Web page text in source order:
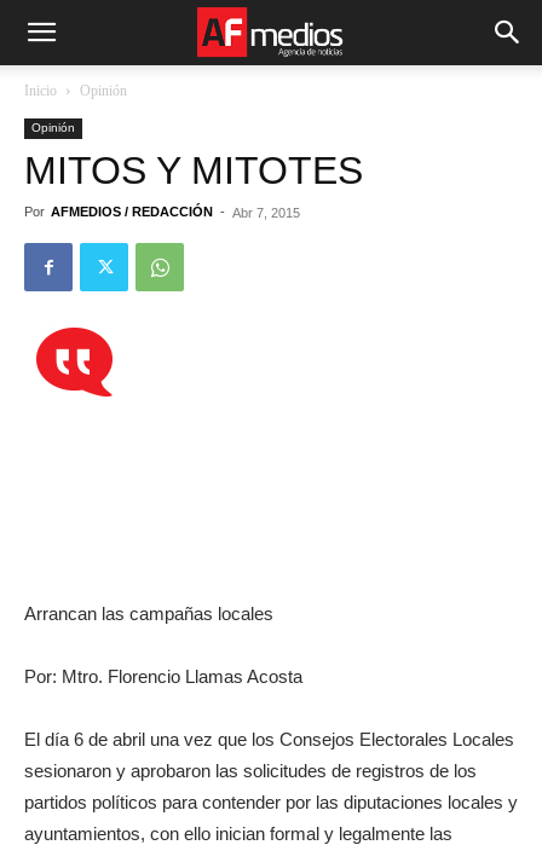
Inicio Opinión
Opinión
MITOS Y MITOTES
Por AFMEDIOS / REDACCIÓN - Abr 7, 2015
Arrancan las campañas locales
Por: Mtro. Florencio Llamas Acosta
El día 6 de abril una vez que los Consejos Electorales Locales
sesionaron y aprobaron las solicitudes de registros de los
partidos políticos para contender por las diputaciones locales y
ayuntamientos, con ello inician formal y legalmente las